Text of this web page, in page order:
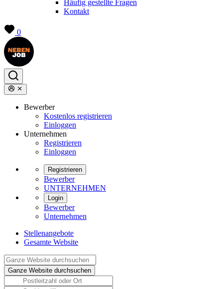
Häufig gestellte Fragen
Kontakt
0
Bewerber
Kostenlos registrieren
Einloggen
Unternehmen
Registrieren
Einloggen
Registrieren
Bewerber
UNTERNEHMEN
Login
Bewerber
Unternehmen
Stellenangebote
Gesamte Website